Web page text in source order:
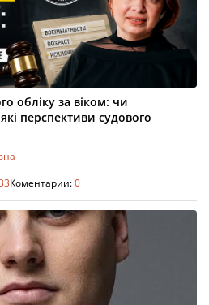
обліку за віком: чи
перспективи судового
Коментарии:0